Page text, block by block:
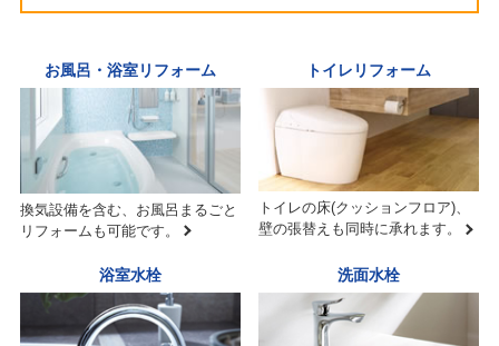
お風呂・浴室リフォーム
換気設備を含む、お風呂まるごと
リフォームも可能です。
トイレリフォーム
トイレの床(クッションフロア)、
壁の張替えも同時に承れます。
浴室水栓 洗面水栓